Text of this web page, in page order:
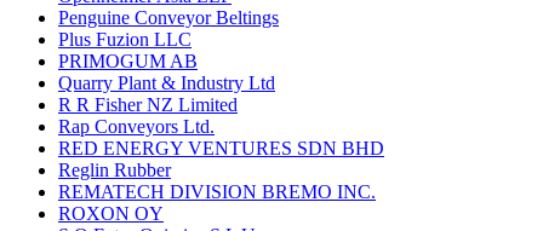
Penguine Conveyor Beltings
Plus Fuzion LLC
PRIMOGUM AB
Quarry Plant & Industry Ltd
R R Fisher NZ Limited
Rap Conveyors Ltd.
RED ENERGY VENTURES SDN BHD
Reglin Rubber
REMATECH DIVISION BREMO INC.
ROXON OY